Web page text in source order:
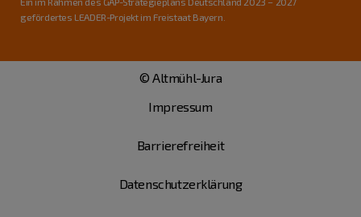
gefördertes LEADER-Projekt im Freistaat Bayern.
© Altmühl-Jura
Impressum
Barrierefreiheit
Datenschutzerklärung